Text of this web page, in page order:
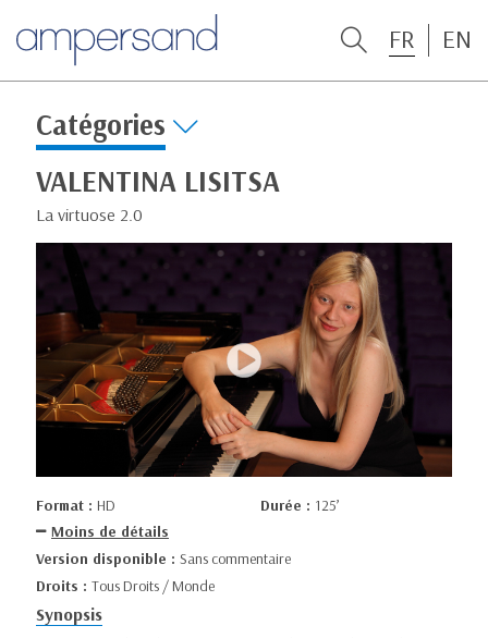
FR EN
Catégories
VALENTINA LISITSA
La virtuose 2.0
Format : HD Durée : 125’
Moins de détails
Version disponible : Sans commentaire
Droits : Tous Droits / Monde
Synopsis